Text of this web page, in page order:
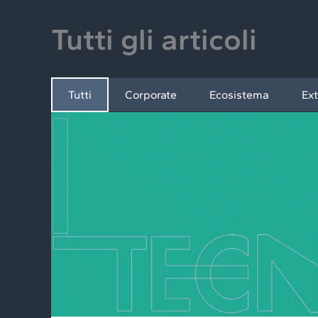
Tutti gli articoli
Corporate Ecosistema
Tutti